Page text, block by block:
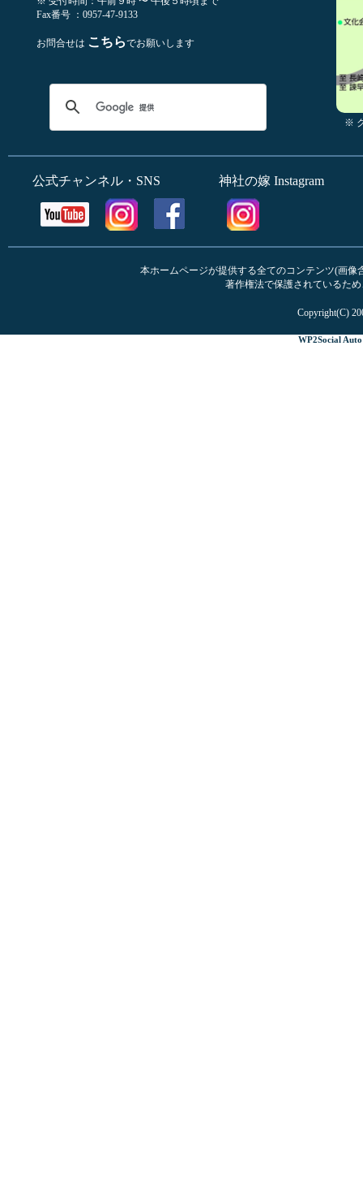
Fax番号 ：0957-47-9133
お問合せは こちらでお願いします
※
公式チャンネル・SNS 神社の嫁 Instagram
本ホームページが提供する全てのコンテンツ(画
著作権法で保護されているた
Copyright(C)
WP2Social